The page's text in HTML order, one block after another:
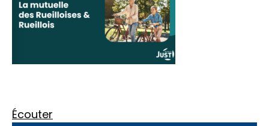
Écouter